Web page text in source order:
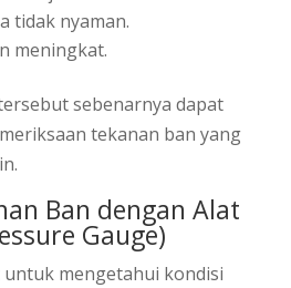
tidak nyaman.
meningkat.
sebenarnya dapat
tekanan ban yang
Ban dengan Alat
Gauge)
mengetahui kondisi